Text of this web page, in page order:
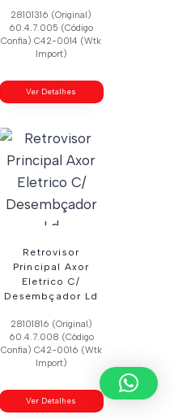
28101316 (Original)
60.4.7.005 (Código
Confia) C42-0014 (Wtk
Import)
Ver Detalhes
Retrovisor
Principal Axor
Eletrico C/
Desembçador Ld
28101816 (Original)
60.4.7.008 (Código
Confia) C42-0016 (Wtk
Import)
Ver Detalhes